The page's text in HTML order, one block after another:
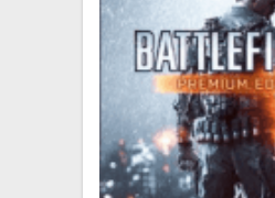
KONTAKT
PRODEJNY
DOPRAVA
XZONE KLUB